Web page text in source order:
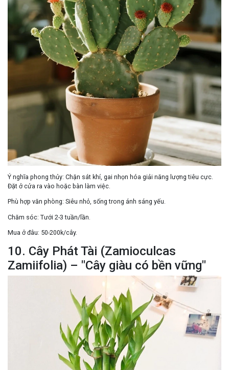
Ý nghĩa phong thủy: Chặn sát khí , gai nhọn hóa giải năng lượng tiêu cực.
Đặt ởcửa ra vào hoặc bàn làm việc.
Phù hợp văn phòng: Siêu nhỏ, sống trong ánh sáng yếu.
Chăm sóc: Tưới 2-3 tuần/lần.
Mua ở đâu: 50-200k/cây.
10. Cây Phát Tài (Zamioculcas
Zamiifolia) – "Cây giàu có bền vững"